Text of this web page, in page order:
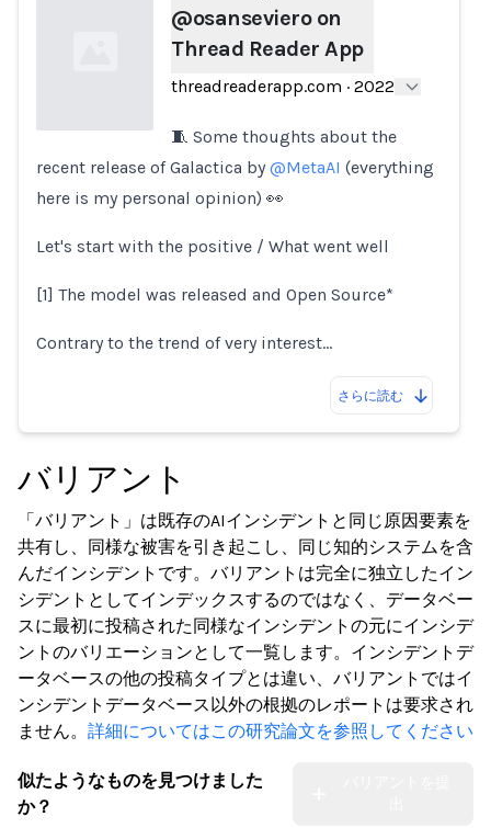
Loading...
@osanseviero on
Thread Reader App
threadreaderapp.com · 2022
🧵 Some thoughts about the
recent release of Galactica by @MetaAI (everything
here is my personal opinion) 👀
Let's start with the positive / What went well
[1] The model was released and Open Source*
Contrary to the trend of very interest…
さらに読む
バリアント
「バリアント」は既存のAIインシデントと同じ原因要素を
共有し、同様な被害を引き起こし、同じ知的システムを含
んだインシデントです。バリアントは完全に独立したイン
シデントとしてインデックスするのではなく、データベー
スに最初に投稿された同様なインシデントの元にインシデ
ントのバリエーションとして一覧します。インシデントデ
ータベースの他の投稿タイプとは違い、バリアントではイ
ンシデントデータベース以外の根拠のレポートは要求され
ません。 詳細についてはこの研究論文を参照してください
似たようなものを見つけました
か？